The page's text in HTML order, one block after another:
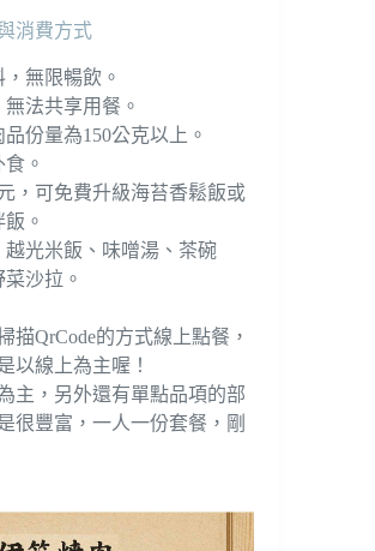
消費方式
無限暢飲。
法共享用餐。
份量為150公克以上。
。
，可免費升級海苔香鬆飯或
。
越光米飯、味噌湯、茶碗
沙拉。
描QrCode的方式線上點餐，
以線上為主喔！
主，另外還有單點品項的部
很豐富，一人一份套餐，剛